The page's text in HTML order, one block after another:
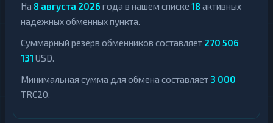
На 8 августа 2026 года в нашем списке 18 активных
надежных обменных пункта.
Суммарный резерв обменников составляет 270 506
131 USD.
Минимальная сумма для обмена составляет 3 000
TRC20.